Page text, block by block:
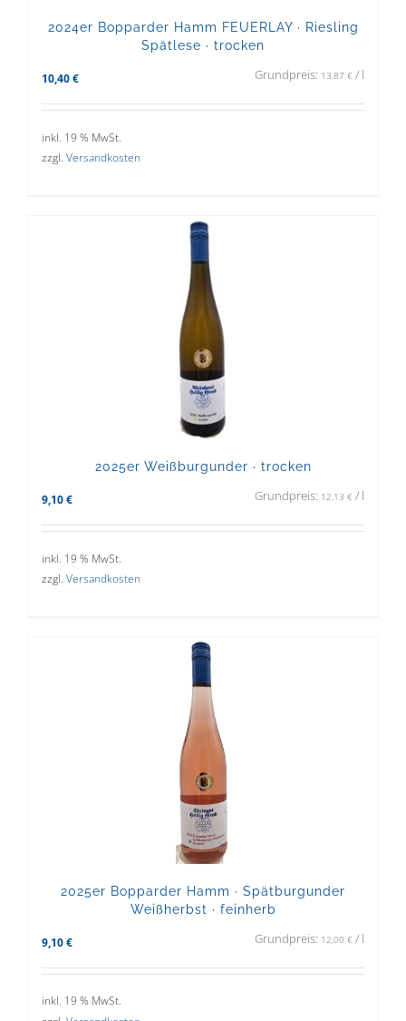
2024er Bopparder Hamm FEUERLAY · Riesling
Spätlese · trocken
10,40 € Grundpreis: 13,87 € / l
inkl. 19 % MwSt.
zzgl. Versandkosten
2025er Weißburgunder · trocken
9,10 € Grundpreis: 12,13 € / l
inkl. 19 % MwSt.
zzgl. Versandkosten
2025er Bopparder Hamm · Spätburgunder
Weißherbst · feinherb
9,10 € Grundpreis: 12,00 € / l
inkl. 19 % MwSt.